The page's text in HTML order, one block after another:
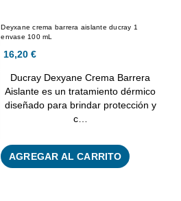
Deyxane crema barrera aislante ducray 1
envase 100 mL
16,20 €
Ducray Dexyane Crema Barrera
Aislante es un tratamiento dérmico
diseñado para brindar protección y
c…
AGREGAR AL CARRITO